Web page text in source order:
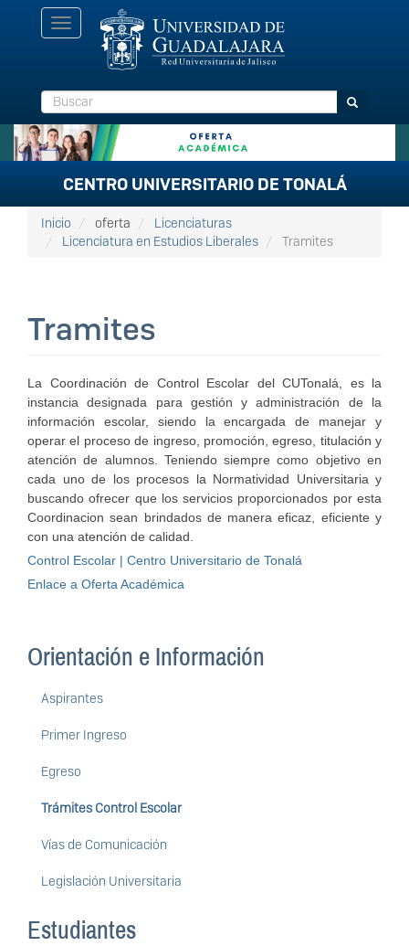
Toggle
navigation
Buscar Buscar
CENTRO UNIVERSITARIO DE TONALÁ
Inicio oferta
Licenciaturas
Licenciatura en Estudios Liberales
Tramites
Tramites
La Coordinación de Control Escolar del CUTonalá, es la
instancia designada para gestión y administración de la
información escolar, siendo la encargada de manejar y
operar el proceso de ingreso, promoción, egreso, titulación y
atención de alumnos. Teniendo siempre como objetivo en
cada uno de los procesos la Normatividad Universitaria y
buscando ofrecer que los servicios proporcionados por esta
Coordinacion sean brindados de manera eficaz, eficiente y
con una atención de calidad.
Control Escolar | Centro Universitario de Tonalá
Enlace a Oferta Académica
Orientación e Información
Aspirantes
Primer Ingreso
Egreso
Trámites Control Escolar
Vías de Comunicación
Legislación Universitaria
Estudiantes